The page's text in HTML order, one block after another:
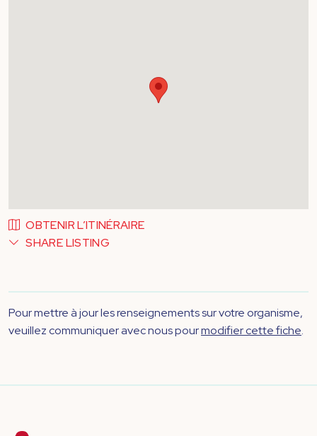
OBTENIR L’ITINÉRAIRE
SHARE LISTING
Pour mettre à jour les renseignements sur votre organisme,
veuillez communiquer avec nous pourmodifier cette fiche.